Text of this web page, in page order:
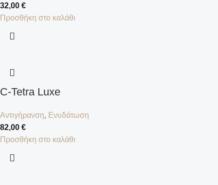
32,00 €
Προσθήκη στο καλάθι
C-Tetra Luxe
Αντιγήρανση, Ενυδάτωση
82,00 €
Προσθήκη στο καλάθι